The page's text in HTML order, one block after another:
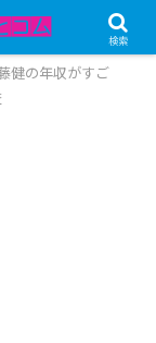
健の年収がすご
検索